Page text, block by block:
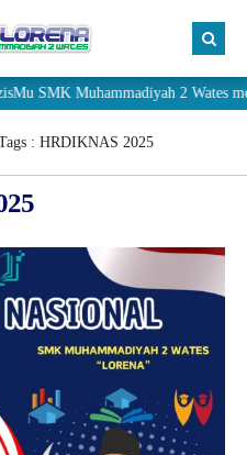
SMK Muhammadiyah 2 Wates
: HRDIKNAS 2025